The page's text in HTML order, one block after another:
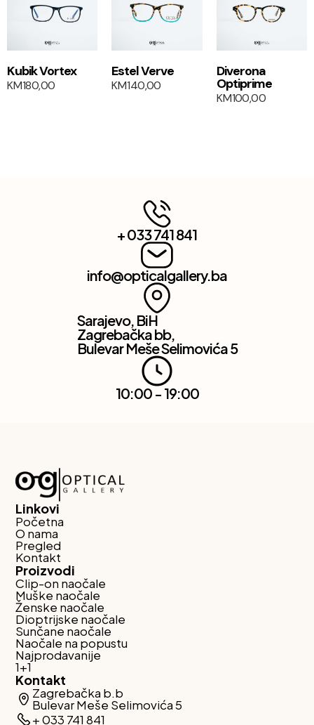
1+1
Kubik Vortex
KM180,00
Estel Verve
KM140,00
1+1
Diverona
Optiprime
KM100,00
+ 033 741 841
info@opticalgallery.ba
Sarajevo, BiH
Zagrebačka bb,
Bulevar Meše Selimovića 5
10:00 - 19:00
Linkovi
Početna
O nama
Pregled
Kontakt
Proizvodi
Clip-on naočale
Muške naočale
Ženske naočale
Dioptrijske naočale
Sunčane naočale
Naočale na popustu
Najprodavanije
1+1
Kontakt
Zagrebačka b.b
Bulevar Meše Selimovića 5
+ 033 741 841